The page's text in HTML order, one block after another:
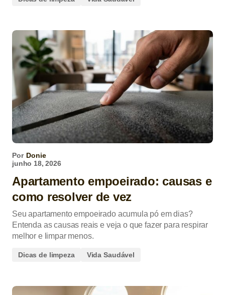
Por Donie
junho 18, 2026
Apartamento empoeirado: causas e
como resolver de vez
Seu apartamento empoeirado acumula pó em dias?
Entenda as causas reais e veja o que fazer para respirar
melhor e limpar menos.
Dicas de limpeza Vida Saudável